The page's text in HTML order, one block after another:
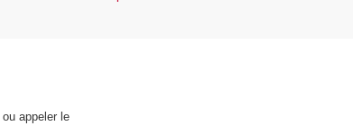
ou appeler le